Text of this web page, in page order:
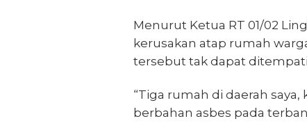
Menurut Ketua RT 01/02
kerusakan atap rumah
tersebut tak dapat
“Tiga rumah di daerah
berbahan asbes pada